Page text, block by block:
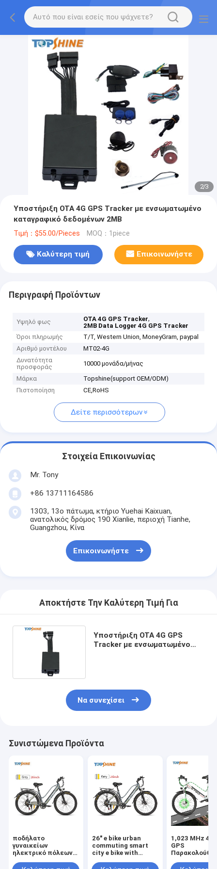
2/3
Υποστήριξη OTA 4G GPS Tracker με ενσωματωμένο
καταγραφικό δεδομένων 2MB
Τιμή：$55.00/Pieces MOQ：1piece
Καλύτερη τιμή Επικοινωνήστε
Περιγραφή Προϊόντων
Υψηλό φως OTA 4G GPS Tracker,
2MB Data Logger 4G GPS Tracker
Όροι πληρωμής
T/T, Western Union, MoneyGram, paypal
Αριθμό μοντέλου
MT02-4G
Δυνατότητα
προσφοράς
10000 μονάδα/μήνας
Μάρκα
Topshine(support OEM/ODM)
Πιστοποίηση
CE,RoHS
Δείτε περισσότερων
Στοιχεία Επικοινωνίας
Mr. Tony
+86 13711164586
1303, 13ο πάτωμα, κτήριο Yuehai Kaixuan,
ανατολικός δρόμος 190 Xianlie, περιοχή Tianhe,
Guangzhou, Κίνα
Επικοινωνήστε
Αποκτήστε Την Καλύτερη Τιμή Για
Υποστήριξη OTA 4G GPS
Tracker με ενσωματωμένο
Να συνεχίσει
Συνιστώμενα Προϊόντα
ποδήλατο
γυναικείων
ηλεκτρικό πόλεων
μετακινούμενο
26" e bike urban
commuting smart
city e bike with
battery GPS Stereo
1,023 MHz 4G
GPS